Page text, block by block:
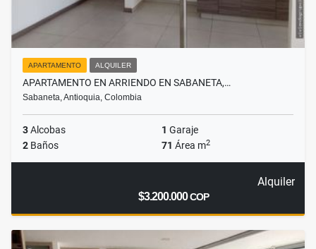
APARTAMENTO ALQUILER
APARTAMENTO EN ARRIENDO EN SABANETA,…
Sabaneta, Antioquia, Colombia
3Alcobas 1 Garaje
2 Baños 71 Área m2
Alquiler
$3.200.000COP